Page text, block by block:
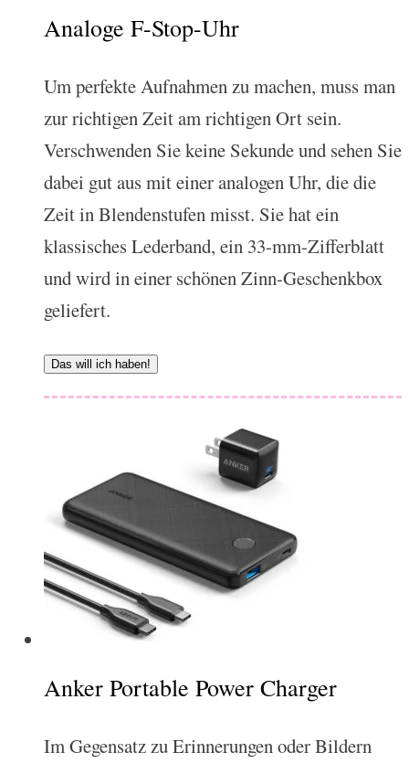
Analoge F-Stop-Uhr
Um perfekte Aufnahmen zu machen, muss man
zur richtigen Zeit am richtigen Ort sein.
Verschwenden Sie keine Sekunde und sehen Sie
dabei gut aus mit einer analogen Uhr, die die
Zeit in Blendenstufen misst. Sie hat ein
klassisches Lederband, ein 33-mm-Zifferblatt
und wird in einer schönen Zinn-Geschenkbox
geliefert.
Das will ich haben!
Anker Portable Power Charger
Im Gegensatz zu Erinnerungen oder Bildern